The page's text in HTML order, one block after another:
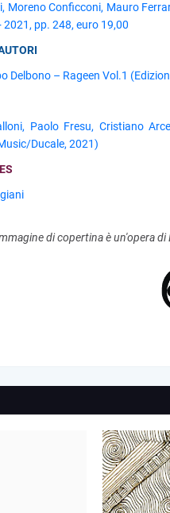
Moreno Conficconi, Mauro
2021, pp. 248, euro 19,00
Delbono – Rageen Vol.1
Paolo Fresu, Cristiano
Ducale, 2021)
di copertina è un'opera